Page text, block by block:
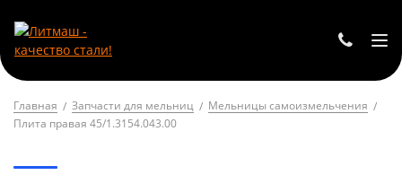
Главная Запчасти для мельниц
Мельницы самоизмельчения
Плита правая 45/1.3154.043.00